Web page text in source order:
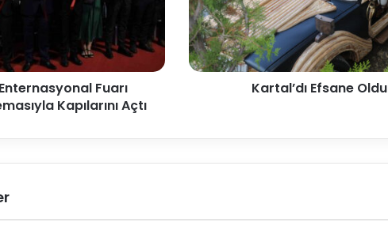
Fuarı
Kapılarını Açtı
Kartal’dı Efsane Oldu